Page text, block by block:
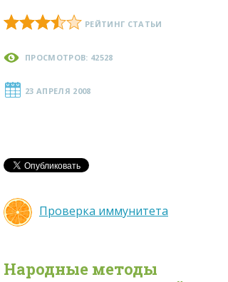
РЕЙТИНГ СТАТЬИ
ПРОСМОТРОВ: 42528
23 АПРЕЛЯ 2008
Проверка иммунитета
Народные методы